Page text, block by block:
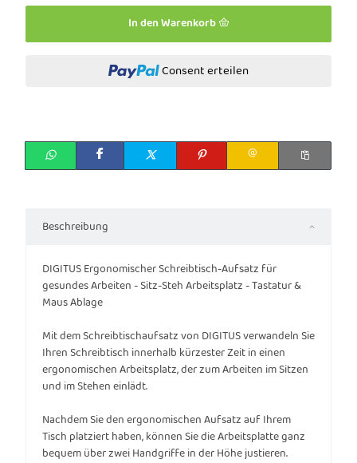
In den Warenkorb
Consent erteilen
Beschreibung
DIGITUS Ergonomischer Schreibtisch-Aufsatz für
gesundes Arbeiten - Sitz-Steh Arbeitsplatz - Tastatur &
Maus Ablage
Mit dem Schreibtischaufsatz von DIGITUS verwandeln Sie
Ihren Schreibtisch innerhalb kürzester Zeit in einen
ergonomischen Arbeitsplatz, der zum Arbeiten im Sitzen
und im Stehen einlädt.
Nachdem Sie den ergonomischen Aufsatz auf Ihrem
Tisch platziert haben, können Sie die Arbeitsplatte ganz
bequem über zwei Handgriffe in der Höhe justieren.